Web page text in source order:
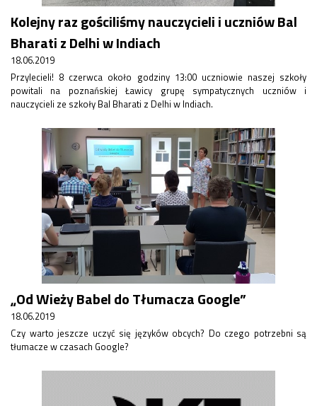
Dziennik elektroniczny
Obiady
Rekrutacja SP
O nas
Regulamin rekrutacji do SP
Potrzebne dokumenty
Stypendia naukowe
Plan nauczania klasa 7. i 8.
Kolejny raz gościliśmy nauczycieli i uczniów Bal
Bharati z Delhi w Indiach
18.06.2019
Przylecieli! 8 czerwca około godziny 13:00 uczniowie naszej szkoły
powitali na poznańskiej Ławicy grupę sympatycznych uczniów i
nauczycieli ze szkoły Bal Bharati z Delhi w Indiach.
„Od Wieży Babel do Tłumacza Google”
18.06.2019
Czy warto jeszcze uczyć się języków obcych? Do czego potrzebni są
tłumacze w czasach Google?